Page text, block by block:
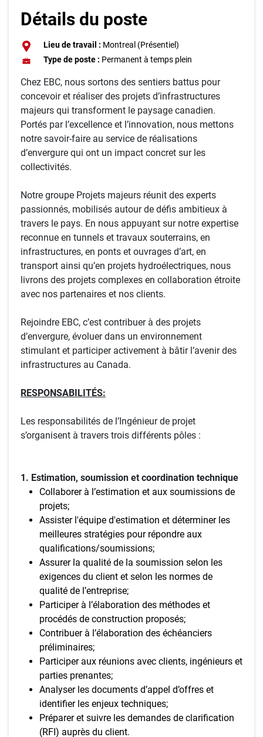
Détails du poste
Lieu de travail : Montreal (Présentiel)
Type de poste : Permanent à temps plein
Chez EBC, nous sortons des sentiers battus pour
concevoir et réaliser des projets d’infrastructures
majeurs qui transforment le paysage canadien.
Portés par l’excellence et l’innovation, nous mettons
notre savoir-faire au service de réalisations
d’envergure qui ont un impact concret sur les
collectivités.
Notre groupe Projets majeurs réunit des experts
passionnés, mobilisés autour de défis ambitieux à
travers le pays. En nous appuyant sur notre expertise
reconnue en tunnels et travaux souterrains, en
infrastructures, en ponts et ouvrages d’art, en
transport ainsi qu’en projets hydroélectriques, nous
livrons des projets complexes en collaboration étroite
avec nos partenaires et nos clients.
Rejoindre EBC, c’est contribuer à des projets
d’envergure, évoluer dans un environnement
stimulant et participer activement à bâtir l’avenir des
infrastructures au Canada.
RESPONSABILITÉS:
Les responsabilités de l’Ingénieur de projet
s’organisent à travers trois différents pôles :
1. Estimation, soumission et coordination technique
Collaborer à l’estimation et aux soumissions de
projets;
Assister l'équipe d'estimation et déterminer les
meilleures stratégies pour répondre aux
qualifications/soumissions;
Assurer la qualité de la soumission selon les
exigences du client et selon les normes de
qualité de l’entreprise;
Participer à l’élaboration des méthodes et
procédés de construction proposés;
Contribuer à l’élaboration des échéanciers
préliminaires;
Participer aux réunions avec clients, ingénieurs et
parties prenantes;
Analyser les documents d’appel d’offres et
identifier les enjeux techniques;
Préparer et suivre les demandes de clarification
(RFI) auprès du client.